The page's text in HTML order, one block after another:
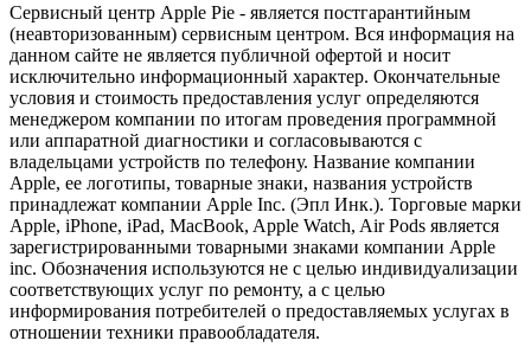
Сервисный центр Apple Pie - является постгарантийным
(неавторизованным) сервисным центром. Вся информация на
данном сайте не является публичной офертой и носит
исключительно информационный характер. Окончательные
условия и стоимость предоставления услуг определяются
менеджером компании по итогам проведения программной
или аппаратной диагностики и согласовываются с
владельцами устройств по телефону. Название компании
Apple, ее логотипы, товарные знаки, названия устройств
принадлежат компании Apple Inc. (Эпл Инк.). Торговые марки
Apple, iPhone, iPad, MacBook, Apple Watch, Air Pods является
зарегистрированными товарными знаками компании Apple
inc. Обозначения используются не с целью индивидуализации
соответствующих услуг по ремонту, а с целью
информирования потребителей о предоставляемых услугах в
отношении техники правообладателя.